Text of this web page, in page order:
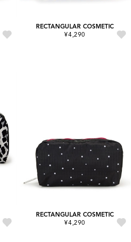
RECTANGULAR COSMETIC
¥4,290
RECTANGULAR COSMETIC
¥4,290